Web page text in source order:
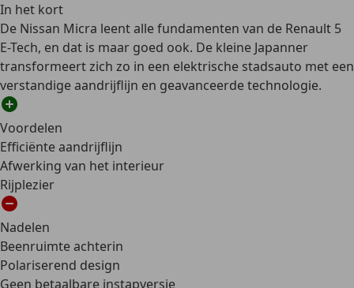
In het kort
De Nissan Micra leent alle fundamenten van de Renault 5
E-Tech, en dat is maar goed ook. De kleine Japanner
transformeert zich zo in een elektrische stadsauto met een
verstandige aandrijflijn en geavanceerde technologie.
Voordelen
Efficiënte aandrijflijn
Afwerking van het interieur
Rijplezier
Nadelen
Beenruimte achterin
Polariserend design
Geen betaalbare instapversie